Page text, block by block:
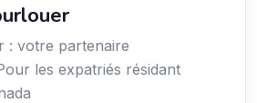
: votre partenaire
les expatriés résidant